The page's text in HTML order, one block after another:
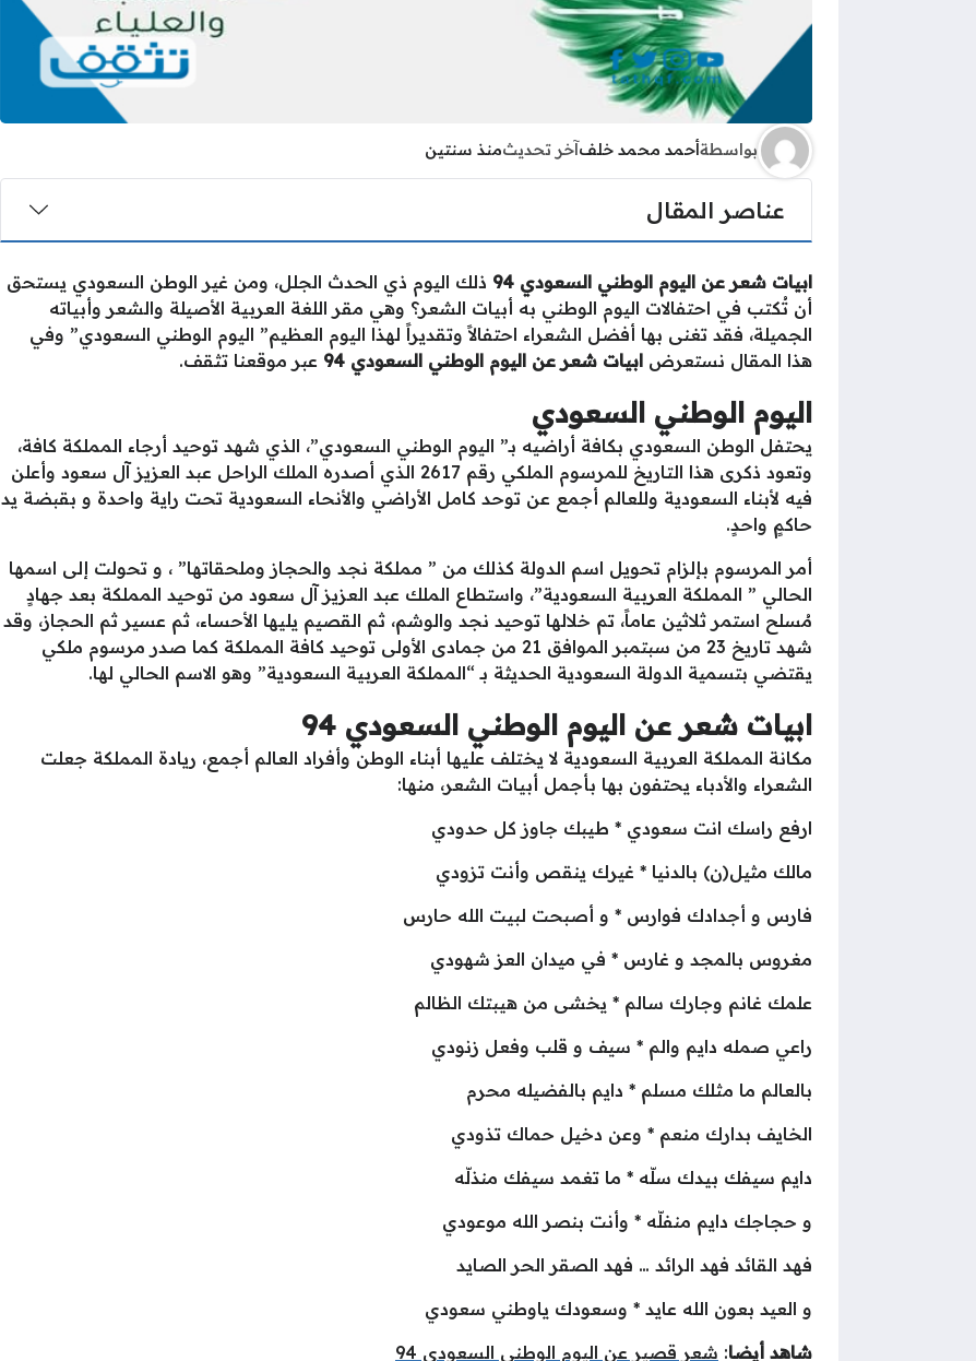
بواسطةأحمد محمد خلفآخر تحديثمنذ سنتين
عناصر المقال
ابيات شعر عن اليوم الوطني السعودي 94
ذلك اليوم ذي الحدث الجلل، ومن غير الوطن السعودي يستحق
أن تُكتب في احتفالات اليوم الوطني به أبيات الشعر؟ وهي مقر اللغة العربية الأصيلة والشعر وأبياته
الجميلة، فقد تغنى بها أفضل الشعراء احتفالاً وتقديراً لهذا اليوم العظيم” اليوم الوطني السعودي” وفي
هذا المقال نستعرض ابيات شعر عن اليوم الوطني السعودي 94 عبر موقعنا تثقف.
اليوم الوطني السعودي
يحتفل الوطن السعودي بكافة أراضيه بـ” اليوم الوطني السعودي”، الذي شهد توحيد أرجاء المملكة كافة،
وتعود ذكرى هذا التاريخ للمرسوم الملكي رقم 2617 الذي أصدره الملك الراحل عبد العزيز آل سعود وأعلن
فيه لأبناء السعودية وللعالم أجمع عن توحد كامل الأراضي والأنحاء السعودية تحت راية واحدة و بقبضة يد
حاكمٍ واحدٍ.
أمر المرسوم بإلزام تحويل اسم الدولة كذلك من ” مملكة نجد والحجاز وملحقاتها” ، و تحولت إلى اسمها
الحالي ” المملكة العربية السعودية”، واستطاع الملك عبد العزيز آل سعود من توحيد المملكة بعد جهادٍ
مُسلح استمر ثلاثين عاماً، تم خلالها توحيد نجد والوشم، ثم القصيم يليها الأحساء، ثم عسير ثم الحجاز، وقد
شهد تاريخ 23 من سبتمبر الموافق 21 من جمادى الأولى توحيد كافة المملكة كما صدر مرسوم ملكي
يقتضي بتسمية الدولة السعودية الحديثة بـ “المملكة العربية السعودية” وهو الاسم الحالي لها.
ابيات شعر عن اليوم الوطني السعودي 94
مكانة المملكة العربية السعودية لا يختلف عليها أبناء الوطن وأفراد العالم أجمع، ريادة المملكة جعلت
الشعراء والأدباء يحتفون بها بأجمل أبيات الشعر، منها:
ارفع راسك انت سعودي * طيبك جاوز كل حدودي
مالك مثيل(ن) بالدنيا * غيرك ينقص وأنت تزودي
فارس و أجدادك فوارس * و أصبحت لبيت الله حارس
مغروس بالمجد و غارس * في ميدان العز شهودي
علمك غانم وجارك سالم * يخشى من هيبتك الظالم
راعي صمله دايم والم * سيف و قلب وفعل زنودي
بالعالم ما مثلك مسلم * دايم بالفضيله محرم
الخايف بدارك منعم * وعن دخيل حماك تذودي
دايم سيفك بيدك سلّه * ما تغمد سيفك منذلّه
و حجاجك دايم منفلّه * وأنت بنصر الله موعودي
فهد القائد فهد الرائد … فهد الصقر الحر الصايد
و العيد بعون الله عايد * وسعودك ياوطني سعودي
شاهد أيضا: شعر قصير عن اليوم الوطني السعودي 94